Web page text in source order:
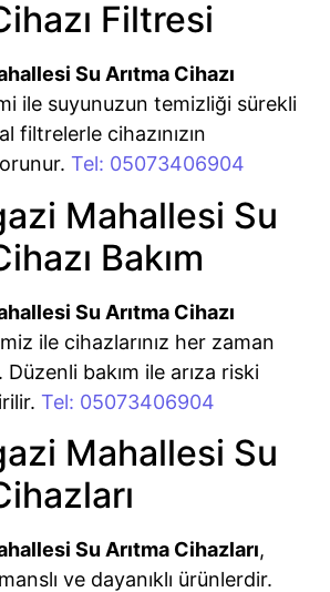
Filtresi
Su Arıtma Cihazı
ile suyunuzun temizliği sürekli
filtrelerle cihazınızın
Tel: 05073406904
Mahallesi Su
Bakım
Su Arıtma Cihazı
ile cihazlarınız her zaman
Düzenli bakım ile arıza riski
Tel: 05073406904
Mahallesi Su
Su Arıtma Cihazları,
ve dayanıklı ürünlerdir.